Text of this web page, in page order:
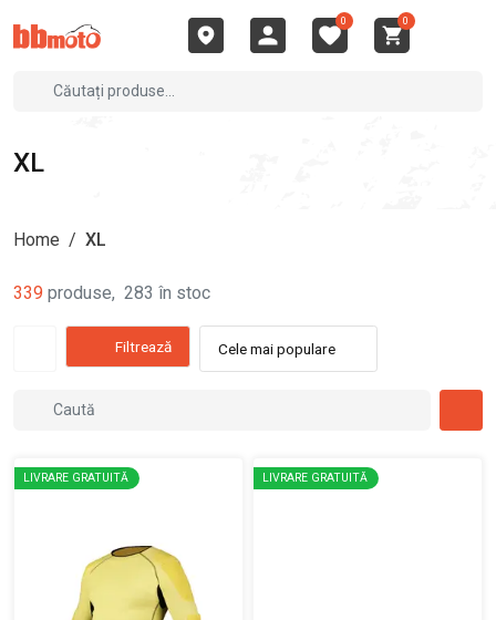
0 0
XL
Home / XL
339 produse, 283 în stoc
Filtrează Cele mai populare
LIVRARE GRATUITĂ LIVRARE GRATUITĂ